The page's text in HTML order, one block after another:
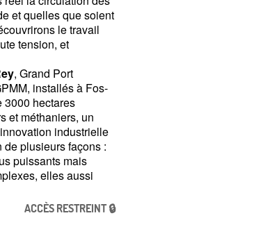
et quelles que soient
le travail
tension, et
, Grand Port
installés à Fos-
3000 hectares
et méthaniers, un
industrielle
de plusieurs façons :
puissants mais
elles aussi
ACCÈS RESTREINT 🔒